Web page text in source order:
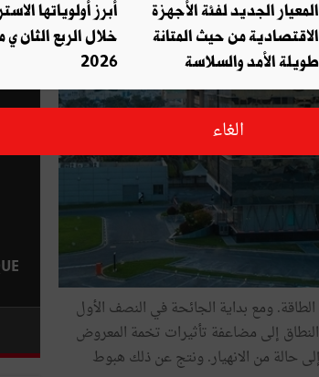
19 في ضغوط هائلة في أسواق الطاقة. ومع بداية الجائحة في النصف الأول
النطاق إلى مضاعفة تأثيرات تخمة المعروض
حالة من الانهيار. ونتج عن ذلك هبوط
المعيار الجديد لفئة الأجهزة
الاقتصادية من حيث المتانة
طويلة الأمد والسلاسة
أبرز أولوياتها
خلال الربع الثان
2026
الغاء